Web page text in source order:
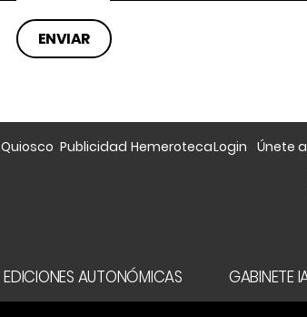
Quiosco Publicidad HemerotecaLogin Únete
EDICIONES AUTONÓMICAS GABINETE